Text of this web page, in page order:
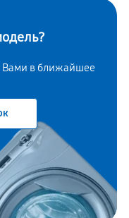
Вами в ближайшее